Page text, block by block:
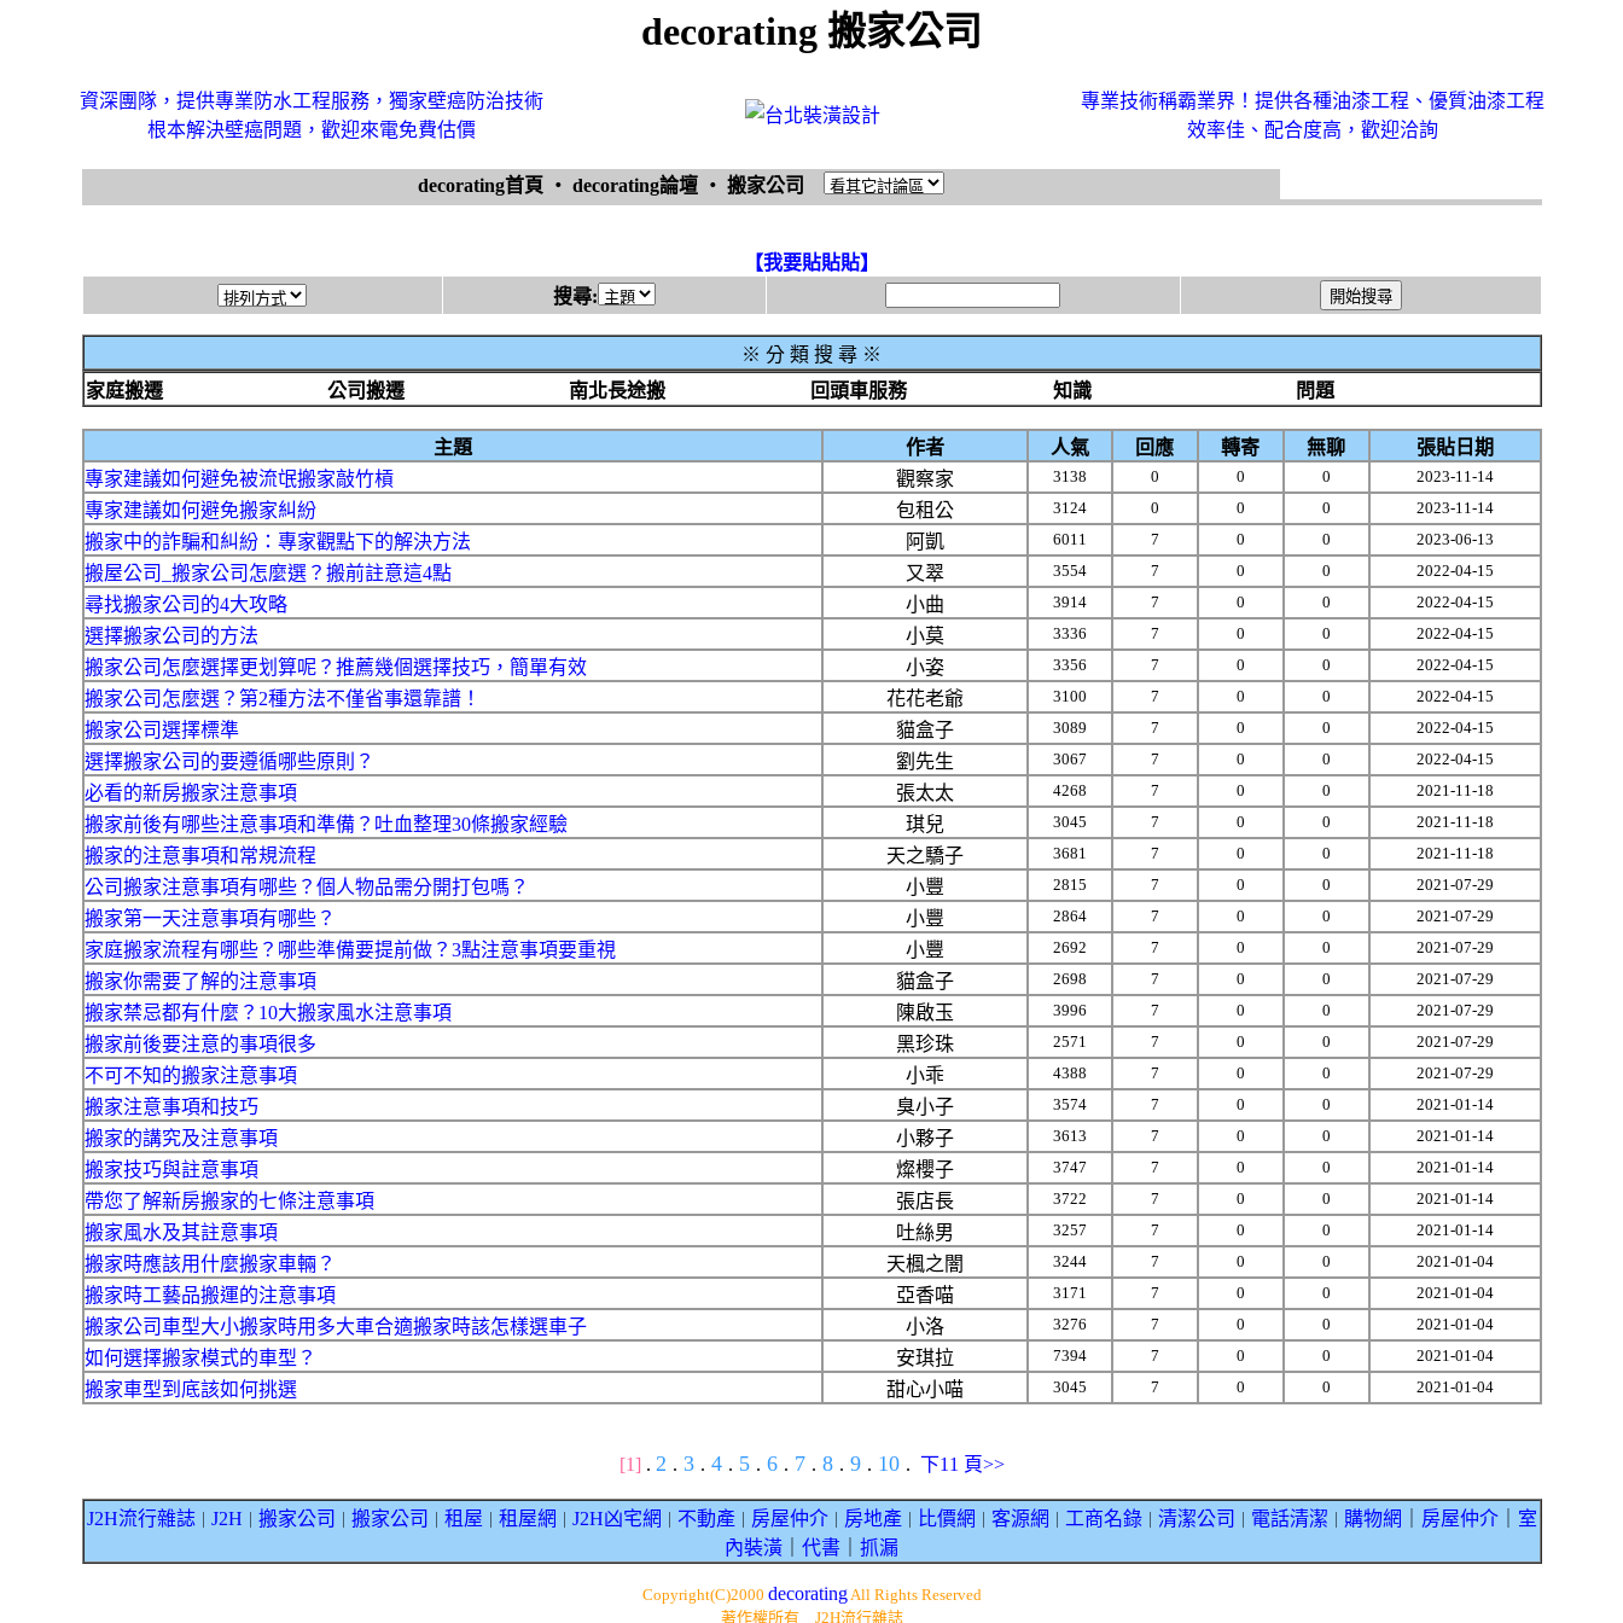
decorating 搬家公司
資深團隊，提供專業防水工程服務，獨家壁癌防治技術
根本解決壁癌問題，歡迎來電免費估價
專業技術稱霸業界！提供各種油漆工程、優質油漆工程
效率佳、配合度高，歡迎洽詢
decorating首頁 ‧ decorating論壇 ‧ 搬家公司
【我要貼貼貼】
搜尋:
※ 分 類 搜 尋 ※
家庭搬遷
公司搬遷 南北長途搬 回頭車服務 知識 問題
主題 作者 人氣 回應 轉寄 無聊
張貼日期
專家建議如何避免被流氓搬家敲竹槓
觀察家 3138 0 0 0 2023-11-14
專家建議如何避免搬家糾紛 包租公 3124 0 0 0 2023-11-14
搬家中的詐騙和糾紛：專家觀點下的解決方法 阿凱 6011 7 0 0 2023-06-13
搬屋公司_搬家公司怎麼選？搬前註意這4點 又翠 3554 7 0 0 2022-04-15
尋找搬家公司的4大攻略 小曲 3914 7 0 0 2022-04-15
選擇搬家公司的方法 小莫 3336 7 0 0 2022-04-15
搬家公司怎麼選擇更划算呢？推薦幾個選擇技巧，簡單有效 小姿 3356 7 0 0 2022-04-15
搬家公司怎麼選？第2種方法不僅省事還靠譜！ 花花老爺 3100 7 0 0 2022-04-15
搬家公司選擇標準 貓盒子 3089 7 0 0 2022-04-15
選擇搬家公司的要遵循哪些原則？ 劉先生 3067 7 0 0 2022-04-15
必看的新房搬家注意事項 張太太 4268 7 0 0 2021-11-18
搬家前後有哪些注意事項和準備？吐血整理30條搬家經驗 琪兒 3045 7 0 0 2021-11-18
搬家的注意事項和常規流程 天之驕子 3681 7 0 0 2021-11-18
公司搬家注意事項有哪些？個人物品需分開打包嗎？ 小豐 2815 7 0 0 2021-07-29
搬家第一天注意事項有哪些？ 小豐 2864 7 0 0 2021-07-29
家庭搬家流程有哪些？哪些準備要提前做？3點注意事項要重視 小豐 2692 7 0 0 2021-07-29
搬家你需要了解的注意事項 貓盒子 2698 7 0 0 2021-07-29
搬家禁忌都有什麼？10大搬家風水注意事項 陳啟玉 3996 7 0 0 2021-07-29
搬家前後要注意的事項很多 黑珍珠 2571 7 0 0 2021-07-29
不可不知的搬家注意事項 小乖 4388 7 0 0 2021-07-29
搬家注意事項和技巧 臭小子 3574 7 0 0 2021-01-14
搬家的講究及注意事項 小夥子 3613 7 0 0 2021-01-14
搬家技巧與註意事項 燦櫻子 3747 7 0 0 2021-01-14
帶您了解新房搬家的七條注意事項 張店長 3722 7 0 0 2021-01-14
搬家風水及其註意事項 吐絲男 3257 7 0 0 2021-01-14
搬家時應該用什麼搬家車輛？ 天楓之闇 3244 7 0 0 2021-01-04
搬家時工藝品搬運的注意事項 亞香喵 3171 7 0 0 2021-01-04
搬家公司車型大小搬家時用多大車合適搬家時該怎樣選車子 小洛 3276 7 0 0 2021-01-04
如何選擇搬家模式的車型？ 安琪拉 7394 7 0 0 2021-01-04
搬家車型到底該如何挑選 甜心小喵 3045 7 0 0 2021-01-04
[1] . 2 . 3 . 4 . 5 . 6 . 7 . 8 . 9 . 10 . 下11 頁>>
J2H流行雜誌｜ J2H 搬家公司 搬家公司 租屋 租屋網 J2H凶宅網 不動產｜ 房屋仲介｜ 房地產｜ 比價網 客源網 工商名錄｜ 清潔公司 電話清潔 購物網 房屋仲介｜ 室
內裝潢
代書 抓漏
Copyright(C)2000 decoratingAll Rights Reserved
著作權所有 J2H流行雜誌